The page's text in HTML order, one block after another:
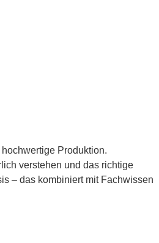
hochwertige Produktion.
verstehen und das richtige
– das kombiniert mit Fachwissen